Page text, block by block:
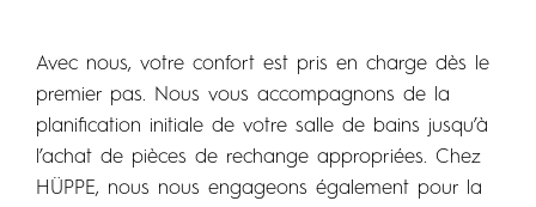
Avec nous, votre confort est pris en charge dès le
premier pas. Nous vous accompagnons de la
planification initiale de votre salle de bains jusqu’à
l’achat de pièces de rechange appropriées. Chez
HÜPPE, nous nous engageons également pour la